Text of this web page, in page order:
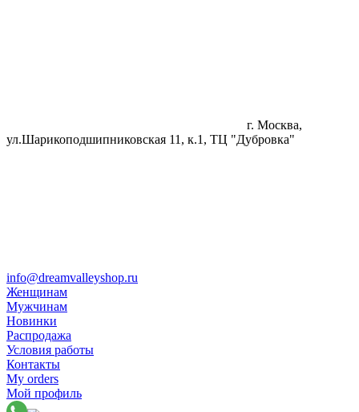
г. Москва,
ул.Шарикоподшипниковская 11, к.1, ТЦ "Дубровка"
info@dreamvalleyshop.ru
Женщинам
Мужчинам
Новинки
Распродажа
Условия работы
Контакты
My orders
Мой профиль